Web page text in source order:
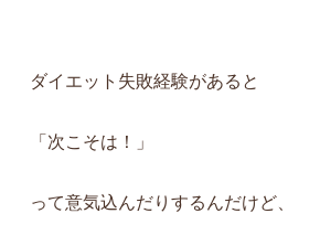
ダイエット失敗経験があると
「次こそは！」
って意気込んだりするんだけど、